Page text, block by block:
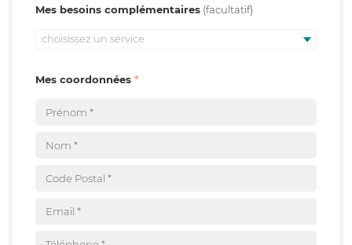
Mes besoins complémentaires
choisissez un service
Mes coordonnées